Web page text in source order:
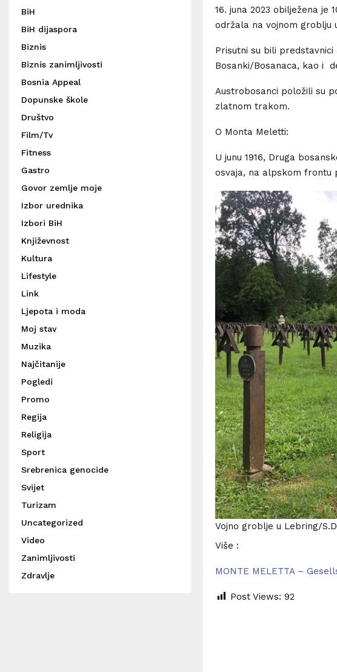
16. juna 2023 obilježena je
održala na vojnom groblju
Prisutni su bili
Bosanki/Bosanaca, kao i
Austrobosanci položili su
zlatnom trakom.
O Monta Meletti:
U junu 1916, Druga
osvaja, na alpskom frontu
Vojno groblje u Lebring/
Više :
MONTE MELETTA –
Post Views: 92
BiH
BiH dijaspora
Biznis
Biznis zanimljivosti
Bosnia Appeal
Dopunske škole
Društvo
Film/Tv
Fitness
Gastro
Govor zemlje moje
Izbor urednika
Izbori BiH
Književnost
Kultura
Lifestyle
Link
Ljepota i moda
Moj stav
Muzika
Najčitanije
Pogledi
Promo
Regija
Religija
Sport
Srebrenica genocide
Svijet
Turizam
Uncategorized
Video
Zanimljivosti
Zdravlje